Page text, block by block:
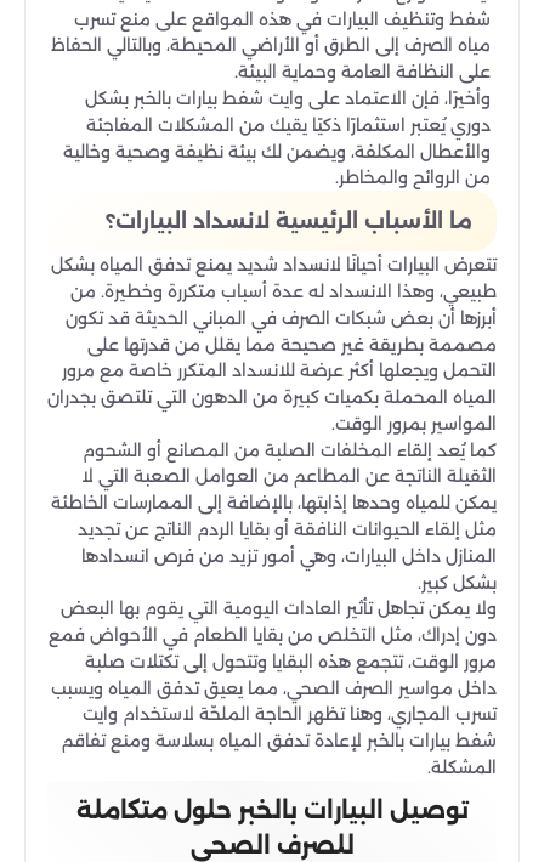
شفط وتنظيف البيارات في هذه المواقع على منع تسرب
مياه الصرف إلى الطرق أو الأراضي المحيطة، وبالتالي الحفاظ
على النظافة العامة وحماية البيئة.
وأخيرًا، فإن الاعتماد على وايت شفط بيارات بالخبر بشكل
دوري يُعتبر استثمارًا ذكيًا يقيك من المشكلات المفاجئة
والأعطال المكلفة، ويضمن لك بيئة نظيفة وصحية وخالية
من الروائح والمخاطر.
ما الأسباب الرئيسية لانسداد البيارات؟
تتعرض البيارات أحيانًا لانسداد شديد يمنع تدفق المياه بشكل
طبيعي، وهذا الانسداد له عدة أسباب متكررة وخطيرة. من
أبرزها أن بعض شبكات الصرف في المباني الحديثة قد تكون
مصممة بطريقة غير صحيحة مما يقلل من قدرتها على
التحمل ويجعلها أكثر عرضة للانسداد المتكرر خاصة مع مرور
المياه المحملة بكميات كبيرة من الدهون التي تلتصق بجدران
المواسير بمرور الوقت.
كما يُعد إلقاء المخلفات الصلبة من المصانع أو الشحوم
الثقيلة الناتجة عن المطاعم من العوامل الصعبة التي لا
يمكن للمياه وحدها إذابتها، بالإضافة إلى الممارسات الخاطئة
مثل إلقاء الحيوانات النافقة أو بقايا الردم الناتج عن تجديد
المنازل داخل البيارات، وهي أمور تزيد من فرص انسدادها
بشكل كبير.
ولا يمكن تجاهل تأثير العادات اليومية التي يقوم بها البعض
دون إدراك، مثل التخلص من بقايا الطعام في الأحواض فمع
مرور الوقت، تتجمع هذه البقايا وتتحول إلى تكتلات صلبة
داخل مواسير الصرف الصحي، مما يعيق تدفق المياه ويسبب
تسرب المجاري، وهنا تظهر الحاجة الملحّة لاستخدام وايت
شفط بيارات بالخبر لإعادة تدفق المياه بسلاسة ومنع تفاقم
المشكلة.
توصيل البيارات بالخبر حلول متكاملة
للصرف الصحي